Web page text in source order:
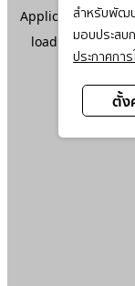
สำหรับพัฒน
มอบประสบ
ประกาศกา
ตั้ง
Application error:
loading